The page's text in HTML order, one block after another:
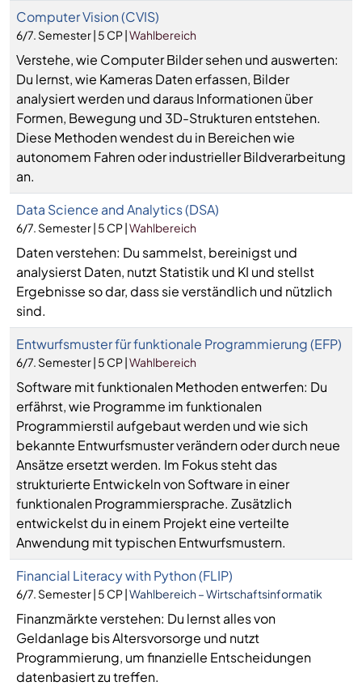
Computer Vision (CVIS)
6/7. Semester | 5 CP |Wahlbereich
Verstehe, wie Computer Bilder sehen und auswerten:
Du lernst, wie Kameras Daten erfassen, Bilder
analysiert werden und daraus Informationen über
Formen, Bewegung und 3D-Strukturen entstehen.
Diese Methoden wendest du in Bereichen wie
autonomem Fahren oder industrieller Bildverarbeitung
an.
Data Science and Analytics (DSA)
6/7. Semester | 5 CP |Wahlbereich
Daten verstehen: Du sammelst, bereinigst und
analysierst Daten, nutzt Statistik und KI und stellst
Ergebnisse so dar, dass sie verständlich und nützlich
sind.
Entwurfsmuster für funktionale Programmierung (EFP)
6/7. Semester | 5 CP |Wahlbereich
Software mit funktionalen Methoden entwerfen: Du
erfährst, wie Programme im funktionalen
Programmierstil aufgebaut werden und wie sich
bekannte Entwurfsmuster verändern oder durch neue
Ansätze ersetzt werden. Im Fokus steht das
strukturierte Entwickeln von Software in einer
funktionalen Programmiersprache. Zusätzlich
entwickelst du in einem Projekt eine verteilte
Anwendung mit typischen Entwurfsmustern.
Financial Literacy with Python (FLIP)
6/7. Semester | 5 CP |Wahlbereich – Wirtschaftsinformatik
Finanzmärkte verstehen: Du lernst alles von
Geldanlage bis Altersvorsorge und nutzt
Programmierung, um finanzielle Entscheidungen
datenbasiert zu treffen.